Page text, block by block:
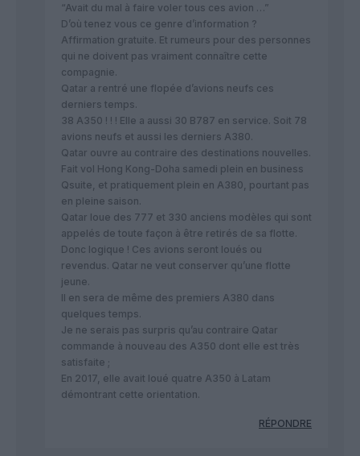
“Avait du mal à faire voler tous ces avion …”
D’où tenez vous ce genre d’information ?
Affirmation gratuite. Et rumeurs pour des personnes
qui ne doivent pas vraiment connaître cette
compagnie.
Qatar a rentré une flopée d’avions neufs ces
derniers temps.
38 A350 ! ! ! Elle a aussi 30 B787 en service. Soit 78
avions neufs et aussi les derniers A380.
Qatar ouvre au contraire des destinations nouvelles.
Fait vol Hong Kong-Doha samedi plein en business
Qsuite, et pratiquement plein en A380, pourtant pas
en pleine saison.
Qatar loue des 777 et 330 anciens modèles qui sont
appelés de toute façon à être retirés de sa flotte.
Donc logique ! Ces avions seront loués ou
revendus. Qatar ne veut conserver qu’une flotte
jeune.
Il en sera de même des premiers A380 dans
quelques temps.
Je ne serais pas surpris qu’au contraire Qatar
commande à nouveau des A350 dont elle est très
satisfaite ;
En 2017, elle avait loué quatre A350 à Latam
démontrant cette orientation.
RÉPONDRE